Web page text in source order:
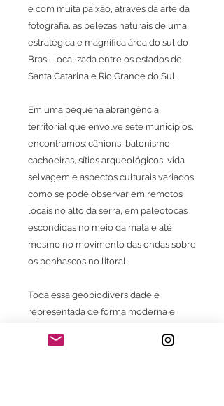
e com muita paixão, através da arte da
fotografia, as belezas naturais de uma
estratégica e magnífica área do sul do
Brasil localizada entre os estados de
Santa Catarina e Rio Grande do Sul.
Em uma pequena abrangência
territorial que envolve sete municípios,
encontramos: cânions, balonismo,
cachoeiras, sítios arqueológicos, vida
selvagem e aspectos culturais variados,
como se pode observar em remotos
locais no alto da serra, em paleotócas
escondidas no meio da mata e até
mesmo no movimento das ondas sobre
os penhascos no litoral.
Toda essa geobiodiversidade é
representada de forma moderna e
Caminhos dos Cânions do Sul.